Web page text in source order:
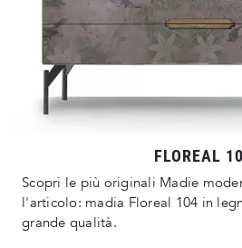
FLOREAL
Scopri le più originali Madie
l'articolo: madia Floreal 104 in
grande qualità.